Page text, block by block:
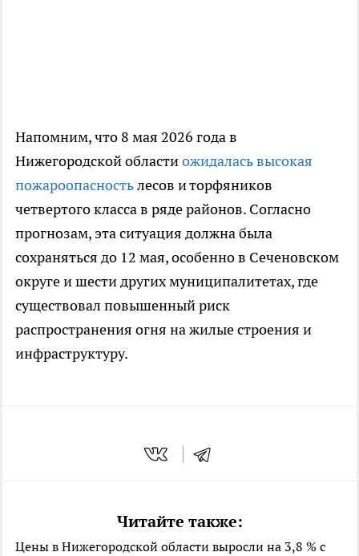
Напомним, что 8 мая 2026 года в
Нижегородской областиожидалась высокая
пожароопасностьлесов и торфяников
четвертого класса в ряде районов. Согласно
прогнозам, эта ситуация должна была
сохраняться до 12 мая, особенно в Сеченовском
округе и шести других муниципалитетах, где
существовал повышенный риск
распространения огня на жилые строения и
инфраструктуру.
Читайте также:
Цены в Нижегородской области выросли на 3,8 % с